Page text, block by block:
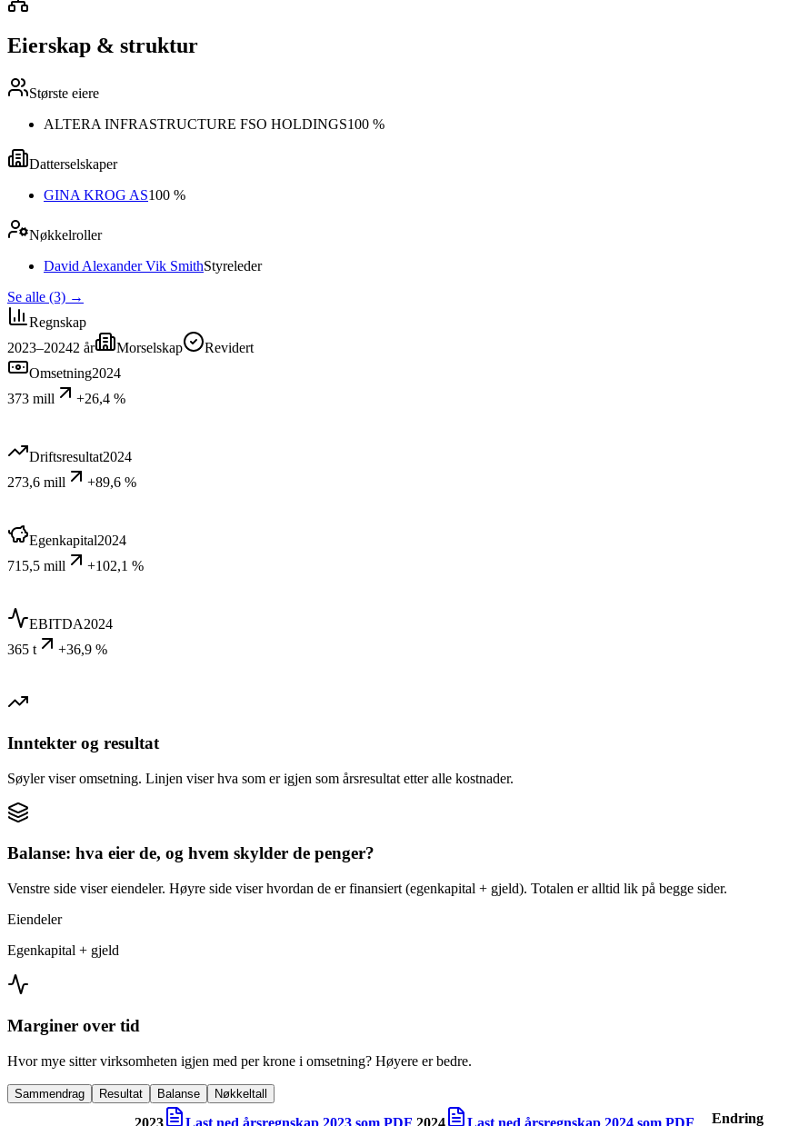
Eierskap & struktur
Største eiere
ALTERA INFRASTRUCTURE FSO HOLDINGS100 %
Datterselskaper
GINA KROG AS100 %
Nøkkelroller
David Alexander Vik SmithStyreleder
Se alle (3) →
Regnskap
2023–20242 år Morselskap
Revidert
Omsetning2024
373 mill
+26,4 %
Driftsresultat2024
273,6 mill
+89,6 %
Egenkapital2024
715,5 mill
+102,1 %
EBITDA2024
365 t
+36,9 %
Inntekter og resultat
Søyler viser omsetning. Linjen viser hva som er igjen som årsresultat etter alle kostnader.
Balanse: hva eier de, og hvem skylder de penger?
Venstre side viser eiendeler. Høyre side viser hvordan de er finansiert (egenkapital + gjeld). Totalen er alltid lik på begge sider.
Eiendeler
Egenkapital + gjeld
Marginer over tid
Hvor mye sitter virksomheten igjen med per krone i omsetning? Høyere er bedre.
Sammendrag Resultat Balanse Nøkkeltall
2023 Last ned årsregnskap 2023 som PDF 2024 Last ned årsregnskap 2024 som PDF Endring